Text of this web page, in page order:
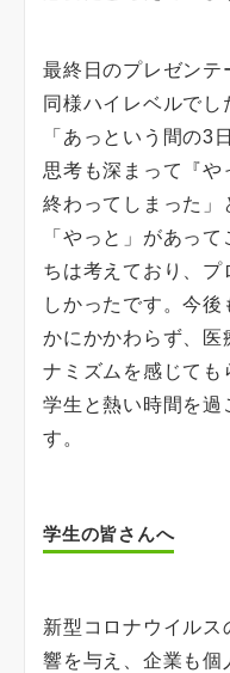
最終日のプレゼンテ
同様ハイレベルで
「あっという間の3
思考も深まって『や
終わってしまった」
「やっと」があっ
ちは考えており、
しかったです。今後
かにかかわらず、医
ナミズムを感じても
学生と熱い時間を過
す。
学生の皆さんへ
新型コロナウイル
響を与え、企業も個